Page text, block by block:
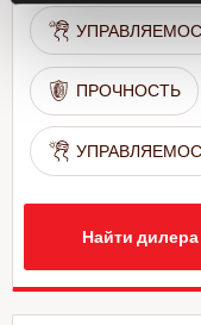
ПРОЧНОСТЬ
Найти дилера